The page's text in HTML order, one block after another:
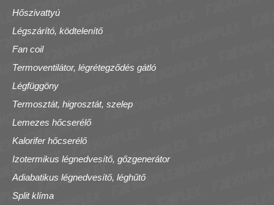
Hőszivattyú
Légszárító, ködtelenítő
Fan coil
Termoventilátor, légrétegződés gátló
Légfüggöny
Termosztát, higrosztát, szelep
Lemezes hőcserélő
Kalorifer hőcserélő
Izotermikus légnedvesítő, gőzgenerátor
Adiabatikus légnedvesítő, léghűtő
Split klíma